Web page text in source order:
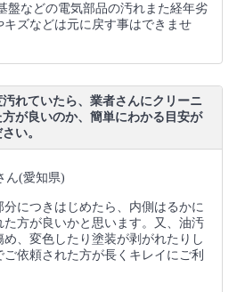
盤などの電気部品の汚れ また経年劣
ズなどは元に戻す事はできませ
れていたら、業者さんにクリーニ
が良いのか、簡単にわかる目安が
い。
ん(愛知県)
につきはじめたら、内側はるかに
方が良いかと思います。又、油汚
、変色したり塗装が剥がれたりし
依頼された方が長くキレイにご利